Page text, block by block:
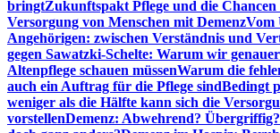
bringtZukunftspakt Pflege und die
Versorgung von Menschen mit DemenzVom
Angehörigen: zwischen Verständnis und
gegen Sawatzki-Schelte: Warum wir
Altenpflege schauen müssenWarum die
auch ein Auftrag für die Pflege sindBedingt
weniger als die Hälfte kann sich die
vorstellenDemenz: Abwehrend?